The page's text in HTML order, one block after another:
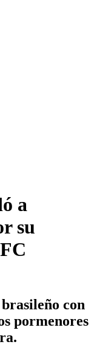
a
su
con
pormenores